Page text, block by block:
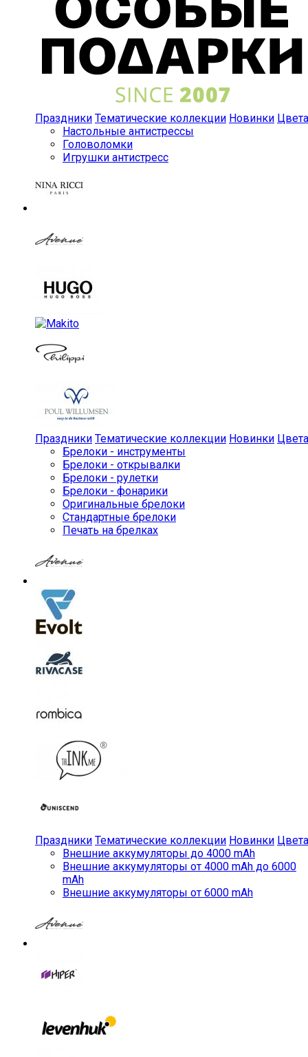
Праздники Тематические коллекции Новинки Цвета
Настольные антистрессы
Головоломки
Игрушки антистресс
Праздники Тематические коллекции Новинки Цвета
Брелоки - инструменты
Брелоки - открывалки
Брелоки - рулетки
Брелоки - фонарики
Оригинальные брелоки
Стандартные брелоки
Печать на брелках
Праздники Тематические коллекции Новинки Цвета
Внешние аккумуляторы до 4000 mAh
Внешние аккумуляторы от 4000 mAh до 6000
mAh
Внешние аккумуляторы от 6000 mAh